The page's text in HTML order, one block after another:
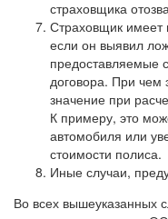
страховщика
Страховщик имеет
если он выявил
предоставляемые
договора. При чем
значение при
К примеру, это
автомобиля или
стоимости полиса.
Иные случаи,
Во всех вышеуказанных